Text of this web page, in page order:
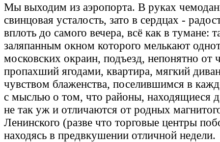
Мы выходим из аэропорта. В руках
свинцовая усталость, зато в сердцах -
вплоть до самого вечера, всё как в тумане:
заляпанным окном которого мелькают
московских окраин, подъезд, непонятно от
пропахший ягодами, квартира, мягкий
чувством блаженства, поселившимся в
с мыслью о том, что районы, находящиеся
не так уж и отличаются от родных
Ленинского (разве что торговые центры
находясь в предвкушении отличной недели.